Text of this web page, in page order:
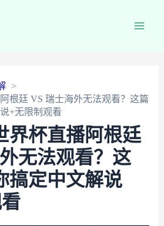
根廷 VS 瑞士海外无法观看？这篇
+无限制观看
界杯直播阿根廷
无法观看？这
搞定中文解说